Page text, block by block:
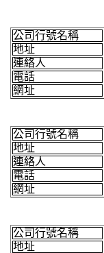
公司行號名稱
地址
連絡人
電話
網址
公司行號名稱
地址
連絡人
電話
網址
公司行號名稱
地址